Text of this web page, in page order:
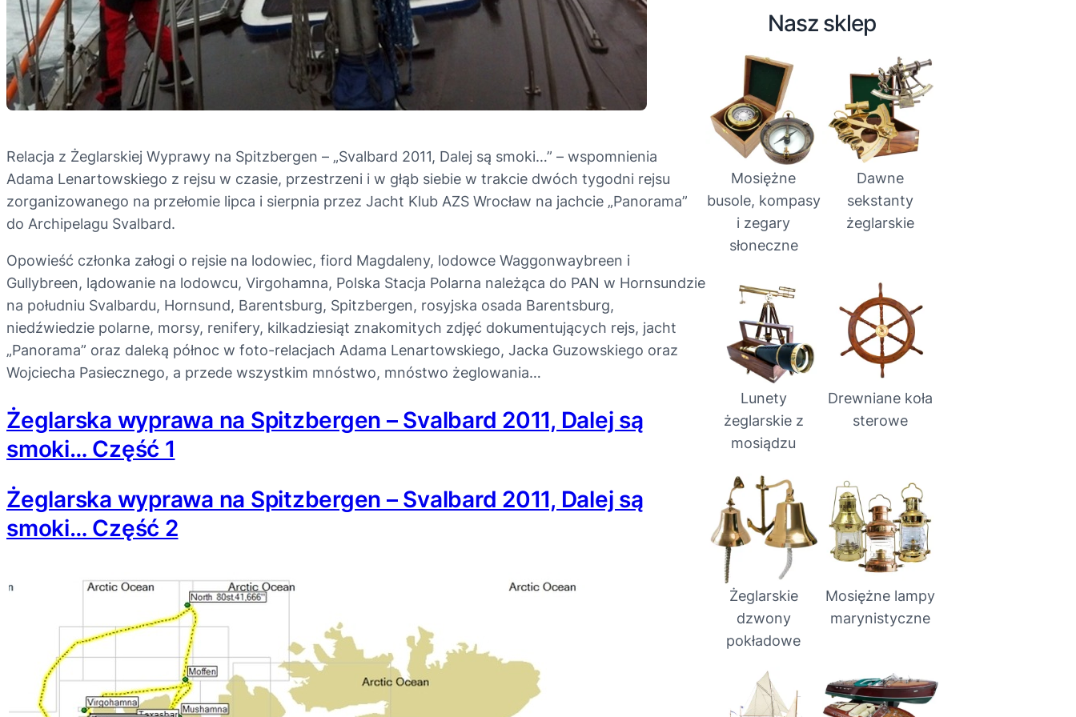
Relacja z Żeglarskiej Wyprawy na Spitzbergen – „Svalbard 2011, Dalej są smoki…” – wspomnienia
Adama Lenartowskiego z rejsu w czasie, przestrzeni i w głąb siebie w trakcie dwóch tygodni rejsu
zorganizowanego na przełomie lipca i sierpnia przez Jacht Klub AZS Wrocław na jachcie „Panorama”
do Archipelagu Svalbard.
Opowieść członka załogi o rejsie na lodowiec, fiord Magdaleny, lodowce Waggonwaybreen i
Gullybreen, lądowanie na lodowcu, Virgohamna, Polska Stacja Polarna należąca do PAN w Hornsundzie
na południu Svalbardu, Hornsund, Barentsburg, Spitzbergen, rosyjska osada Barentsburg,
niedźwiedzie polarne, morsy, renifery, kilkadziesiąt znakomitych zdjęć dokumentujących rejs, jacht
„Panorama” oraz daleką północ w foto-relacjach Adama Lenartowskiego, Jacka Guzowskiego oraz
Wojciecha Pasiecznego, a przede wszystkim mnóstwo, mnóstwo żeglowania…
Żeglarska wyprawa na Spitzbergen – Svalbard 2011, Dalej są
smoki… Część 1
Żeglarska wyprawa na Spitzbergen – Svalbard 2011, Dalej są
smoki… Część 2
Nasz sklep
Mosiężne
busole, kompasy
i zegary
słoneczne
Dawne
sekstanty
żeglarskie
Lunety
żeglarskie z
mosiądzu
Drewniane koła
sterowe
Żeglarskie
dzwony
pokładowe
Mosiężne lampy
marynistyczne